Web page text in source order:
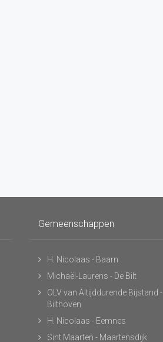
Gemeenschappen
H. Nicolaas - Baarn
Michaël-Laurens - De Bilt
OLV van Altijddurende Bijstand -
Bilthoven
H. Nicolaas - Eemnes
Sint Maarten - Maartensdijk